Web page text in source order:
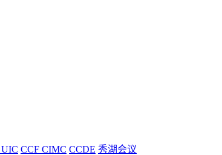
CCF CIMC CCDE 秀湖会议